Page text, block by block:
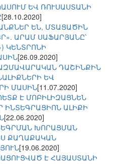
ԵՎ ՌՈՒՍԱՍՏԱՆԻ
[28.10.2020]
ԵՆ, ՄՏԱՑԱԾԻՆ
ԱՐԱՄ ՍԱՖԱՐՅԱՆԸ՝
ԿԵՆՏՐՈՆԻ
[26.09.2020]
ԴԱՇԻՆՔԻՆ
ԵՎ
ՄԱՍԻՆ[11.07.2020]
Է ՄՈԲԻԼԻԶԱՑՆԵՆ
ԻՆՏԵԳՐԱՑԻՈՆ ԱԼԻՔԻ
[22.06.2020]
ԽՈՐԱՑՄԱՆ
ՔԱՂԱՔԱԿԱՆ
[19.06.2020]
Է ՀԱՅԱՍՏԱՆԻ